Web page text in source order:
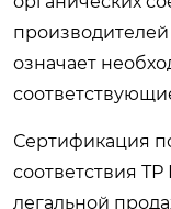
означает
Сертификация
соответствия
легальной